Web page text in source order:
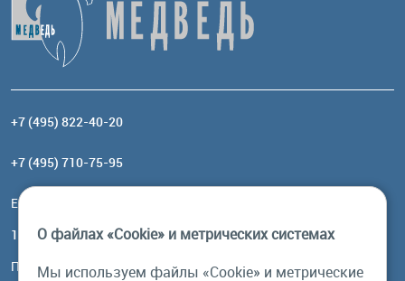
+7 (495) 822-40-20
+7 (495) 710-75-95
Email:
117485, Москва, ул. Профсоюзная, 84/32, корп 1
Посмотреть на карте
О файлах «Cookie» и метрических системах
Мы используем файлы «Cookie» и метрические